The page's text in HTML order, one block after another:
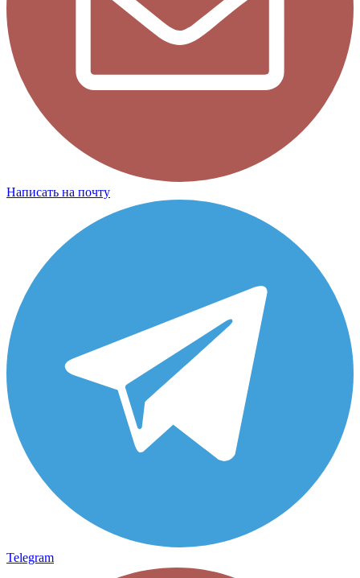
Написать на почту
Telegram